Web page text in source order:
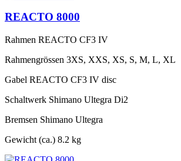
REACTO 8000
Rahmen REACTO CF3 IV
Rahmengrössen 3XS, XXS, XS, S, M, L, XL
Gabel REACTO CF3 IV disc
Schaltwerk Shimano Ultegra Di2
Bremsen Shimano Ultegra
Gewicht (ca.) 8.2 kg